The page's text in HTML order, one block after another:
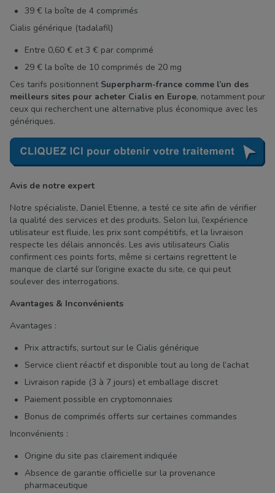
39 € la boîte de 4 comprimés
Cialis générique (tadalafil)
Entre 0,60 € et 3 € par comprimé
29 € la boîte de 10 comprimés de 20 mg
Ces tarifs positionnent Superpharm-france comme l’un des
meilleurs sites pour acheter Cialis en Europe, notamment pour
ceux qui recherchent une alternative plus économique avec les
génériques.
Avis de notre expert
Notre spécialiste, Daniel Etienne, a testé ce site afin de vérifier
la qualité des services et des produits. Selon lui, l’expérience
utilisateur est fluide, les prix sont compétitifs, et la livraison
respecte les délais annoncés. Les avis utilisateurs Cialis
confirment ces points forts, même si certains regrettent le
manque de clarté sur l’origine exacte du site, ce qui peut
soulever des interrogations.
Avantages & Inconvénients
Avantages :
Prix attractifs, surtout sur le Cialis générique
Service client réactif et disponible tout au long de l’achat
Livraison rapide (3 à 7 jours) et emballage discret
Paiement possible en cryptomonnaies
Bonus de comprimés offerts sur certaines commandes
Inconvénients :
Origine du site pas clairement indiquée
Absence de garantie officielle sur la provenance
pharmaceutique